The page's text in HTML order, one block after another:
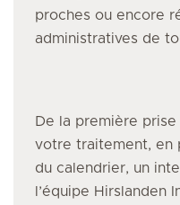
proches ou encore
administratives de
De la première
votre traitement, en
du calendrier, un
l’équipe Hirslanden